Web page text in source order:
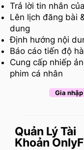
Trả lời tin nhắn
Lên lịch đăng bài
dung
Định hướng nội
Báo cáo tiến độ
Cung cấp nhiếp
phim cá nhân
Gia
Quản Lý Tài
Khoản